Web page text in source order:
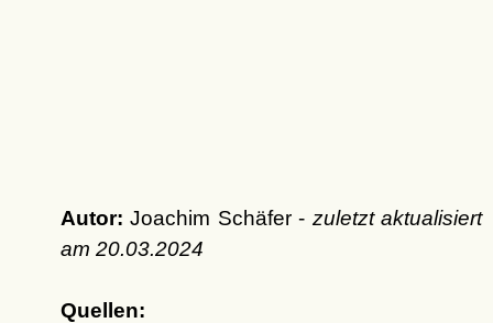
Autor: Joachim Schäfer - zuletzt aktualisiert
am 20.03.2024
Quellen: